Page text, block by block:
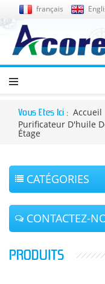
français
Vous Êtes Ici : Accueil
Purificateur D'huile
Étage
CATÉGORIES
CONTACTEZ-
PRODUITS